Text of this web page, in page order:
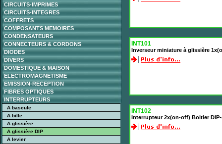
CIRCUITS-IMPRIMES
CIRCUITS-INTEGRES
COFFRETS
COMPOSANTS MEMOIRES
CONDENSATEURS
CONNECTEURS & CORDONS
DIODES
DIVERS
DOMESTIQUE & MAISON
ELECTROMAGNETISME
EMISSION-RECEPTION
FIBRES OPTIQUES
INTERRUPTEURS
A bascule
A bille
A glissière
A glissière DIP
A levier
INT101
Inverseur miniature à glissière
INT102
Interrupteur 2x(on-off) Boitier DIP-